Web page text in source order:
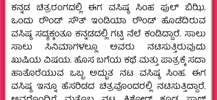
ಕನ್ನಡ ಚಿತ್ರರಂಗದಲ್ಲಿ ಈಗ ವಸಿಷ್ಠ ಸಿಂಹ ಫುಲ್‌ ಬಿಝಿ.
ಒಂದು ರೌಂಡ್‌ ಸೌತ್‌ ಇಂಡಿಯಾ ರೌಂಡ್‌ ಹೊಡೆದಿರುವ
ವಸಿಷ್ಠ ಸದ್ಯಕ್ಕಂತೂ ಕನ್ನಡದಲ್ಲಿ ಗಟ್ಟಿ ನೆಲೆ ಕಂಡಿದ್ದಾರೆ. ಸಾಲು
ಸಾಲು ಸಿನಿಮಾಗಳಲ್ಲೂ ಅವರು ನಟಿಸುತ್ತಿರುವುದು
ಖುಷಿಯ ವಿಷಯ. ಹೊಸ ಬಗೆಯ ಕಥೆ ಮತ್ತು ಪಾತ್ರಕ್ಕೆ ಸದಾ
ಹಾತೊರೆಯುವ ಒಬ್ಬ ಅದ್ಭುತ ನಟ ವಸಿಷ್ಠ ಸಿಂಹ. ಈಗ
ವಸಿಷ್ಠ ಇನ್ನೂ ಹೆಸರಿಡದ ಚಿತ್ರವೊಂದರಲ್ಲಿ ನಟಿಸುತ್ತಿದ್ದಾರೆ.